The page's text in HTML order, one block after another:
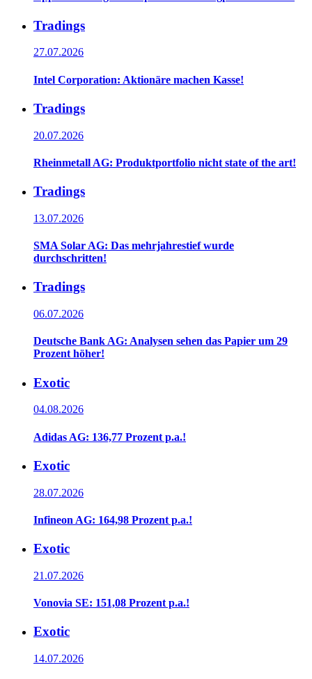
Tradings
27.07.2026
Intel Corporation: Aktionäre machen Kasse!
Tradings
20.07.2026
Rheinmetall AG: Produktportfolio nicht state of the art!
Tradings
13.07.2026
SMA Solar AG: Das mehrjahrestief wurde
durchschritten!
Tradings
06.07.2026
Deutsche Bank AG: Analysen sehen das Papier um 29
Prozent höher!
Exotic
04.08.2026
Adidas AG: 136,77 Prozent p.a.!
Exotic
28.07.2026
Infineon AG: 164,98 Prozent p.a.!
Exotic
21.07.2026
Vonovia SE: 151,08 Prozent p.a.!
Exotic
14.07.2026